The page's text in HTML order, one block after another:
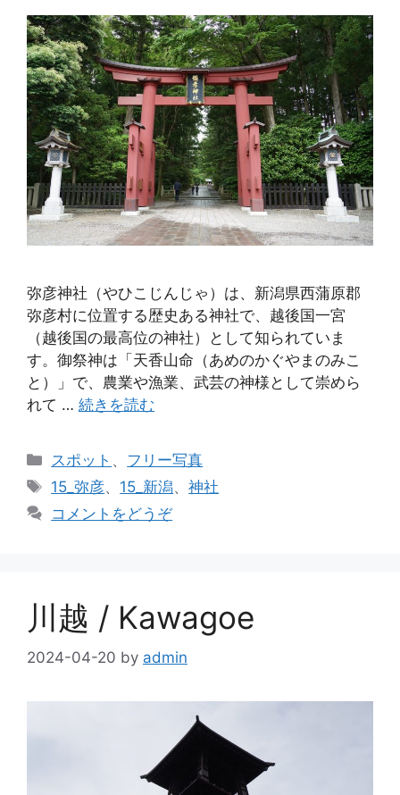
弥彦神社（やひこじんじゃ）は、新潟県西蒲原郡
弥彦村に位置する歴史ある神社で、越後国一宮
（越後国の最高位の神社）として知られていま
す。御祭神は「天香山命（あめのかぐやまのみこ
と）」で、農業や漁業、武芸の神様として崇めら
れて … 続きを読む
カ
テ
リ
スポット 、 フリー写真
タ
グ
15_弥彦、 15_新潟、神社
コメントをどうぞ
川越 / Kawagoe
2024-04-20 by admin